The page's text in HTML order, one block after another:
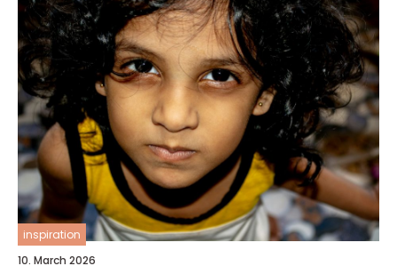
inspiration
10. March 2026